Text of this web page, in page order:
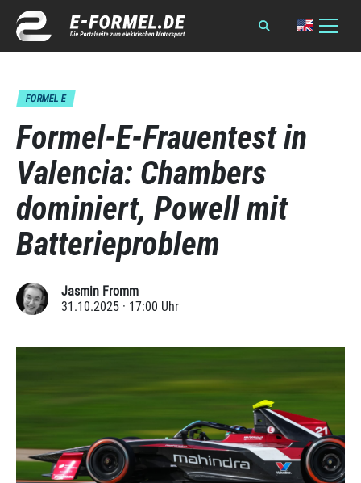
FORMEL E
Formel-E-Frauentest in
Valencia: Chambers
dominiert, Powell mit
Batterieproblem
Jasmin Fromm
31.10.2025 · 17:00 Uhr